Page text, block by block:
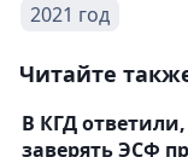
2021 год
Читайте
В КГД
заверять ЭСФ